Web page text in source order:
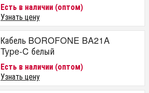
Есть в наличии (оптом)
Узнать цену
Кабель BOROFONE BA21A
Type-C белый
Есть в наличии (оптом)
Узнать цену